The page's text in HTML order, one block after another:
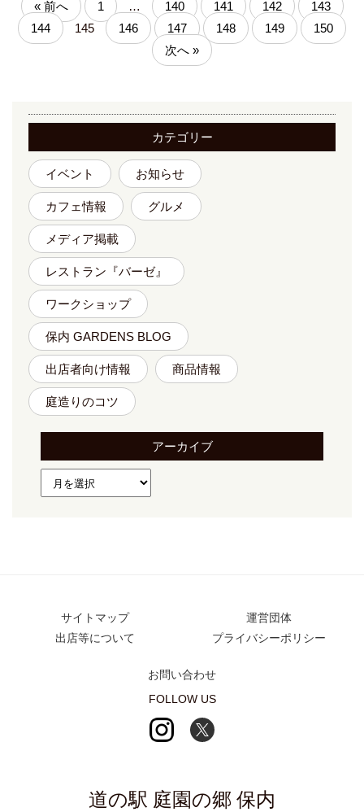
« 前へ 1 … 140 141 142
143
144
145 146 147 148 149
150
次へ »
カテゴリー
イベント お知らせ
カフェ情報 グルメ
メディア掲載
レストラン『バーゼ』
ワークショップ
保内 GARDENS BLOG
出店者向け情報 商品情報
庭造りのコツ
アーカイブ
サイトマップ
運営団体
出店等について
プライバシーポリシー
お問い合わせ
FOLLOW US
道の駅 庭園の郷 保内